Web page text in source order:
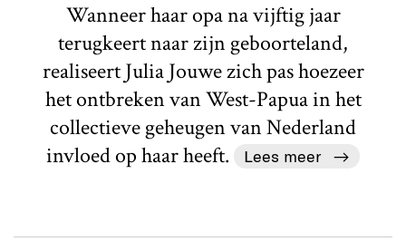
Wanneer haar opa na vijftig jaar
terugkeert naar zijn geboorteland,
realiseert Julia Jouwe zich pas hoezeer
het ontbreken van West-Papua in het
collectieve geheugen van Nederland
invloed op haar heeft.
Lees meer